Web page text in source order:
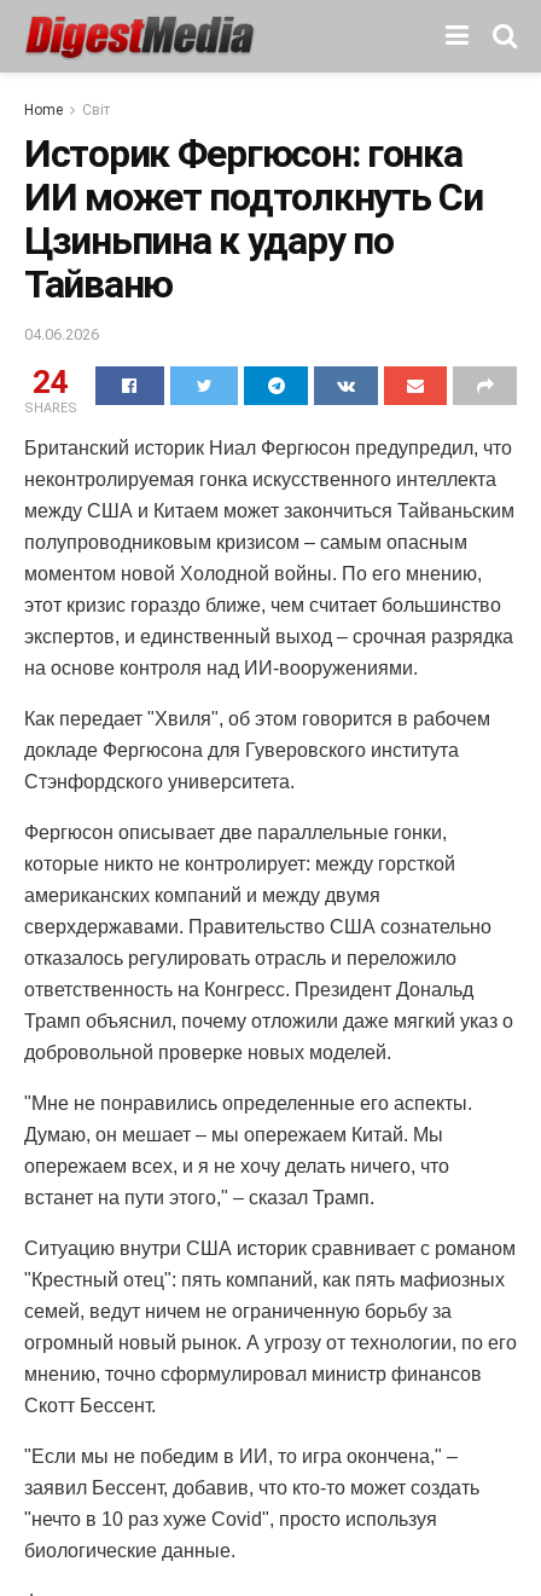
Home Світ
Историк Фергюсон: гонка
ИИ может подтолкнуть Си
Цзиньпина к удару по
Тайваню
04.06.2026
24
SHARES
Британский историк Ниал Фергюсон предупредил, что
неконтролируемая гонка искусственного интеллекта
между США и Китаем может закончиться Тайваньским
полупроводниковым кризисом – самым опасным
моментом новой Холодной войны. По его мнению,
этот кризис гораздо ближе, чем считает большинство
экспертов, и единственный выход – срочная разрядка
на основе контроля над ИИ-вооружениями.
Как передает "Хвиля", об этом говорится в рабочем
докладе Фергюсона для Гуверовского института
Стэнфордского университета.
Фергюсон описывает две параллельные гонки,
которые никто не контролирует: между горсткой
американских компаний и между двумя
сверхдержавами. Правительство США сознательно
отказалось регулировать отрасль и переложило
ответственность на Конгресс. Президент Дональд
Трамп объяснил, почему отложили даже мягкий указ о
добровольной проверке новых моделей.
"Мне не понравились определенные его аспекты.
Думаю, он мешает – мы опережаем Китай. Мы
опережаем всех, и я не хочу делать ничего, что
встанет на пути этого," – сказал Трамп.
Ситуацию внутри США историк сравнивает с романом
"Крестный отец": пять компаний, как пять мафиозных
семей, ведут ничем не ограниченную борьбу за
огромный новый рынок. А угрозу от технологии, по его
мнению, точно сформулировал министр финансов
Скотт Бессент.
"Если мы не победим в ИИ, то игра окончена," –
заявил Бессент, добавив, что кто-то может создать
"нечто в 10 раз хуже Covid", просто используя
биологические данные.